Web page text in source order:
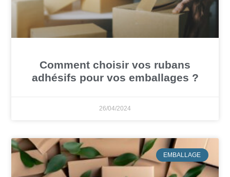
Comment choisir vos rubans
adhésifs pour vos emballages ?
26/04/2024
EMBALLAGE